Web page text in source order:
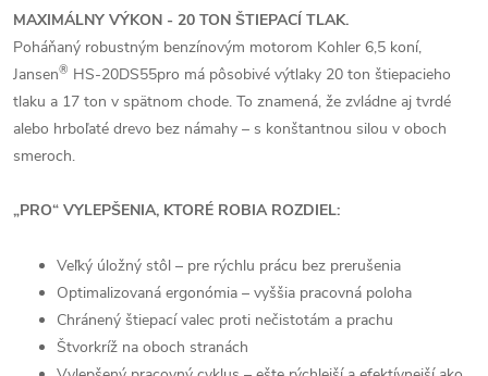
MAXIMÁLNY VÝKON - 20 TON ŠTIEPACÍ TLAK.
Poháňaný robustným benzínovým motorom Kohler 6,5 koní,
Jansen® HS-20DS55pro má pôsobivé výtlaky 20 ton štiepacieho
tlaku a 17 ton v spätnom chode. To znamená, že zvládne aj tvrdé
alebo hrboľaté drevo bez námahy – s konštantnou silou v oboch
smeroch.
„PRO“ VYLEPŠENIA, KTORÉ ROBIA ROZDIEL:
Veľký úložný stôl – pre rýchlu prácu bez prerušenia
Optimalizovaná ergonómia – vyššia pracovná poloha
Chránený štiepací valec proti nečistotám a prachu
Štvorkríž na oboch stranách